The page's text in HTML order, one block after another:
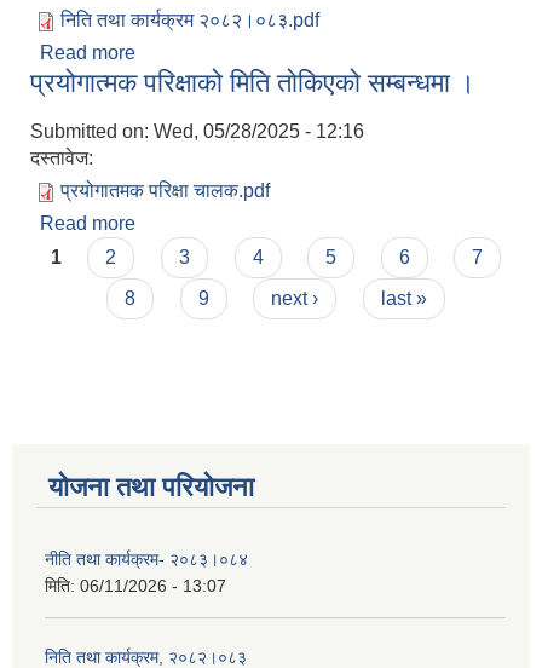
निति तथा कार्यक्रम २०८२।०८३.pdf
Read more
प्रयोगात्मक परिक्षाको मिति तोकिएको सम्बन्धमा ।
Submitted on: Wed, 05/28/2025 - 12:16
दस्तावेज:
प्रयोगातमक परिक्षा चालक.pdf
Read more
Pages
1 2 3 4 5 6
7
8
9 next › last »
योजना तथा परियोजना
नीति तथा कार्यक्रम- २०८३।०८४
मिति: 06/11/2026 - 13:07
निति तथा कार्यक्रम, २०८२।०८३